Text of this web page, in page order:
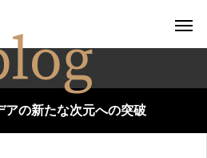
アの新たな次元への突破